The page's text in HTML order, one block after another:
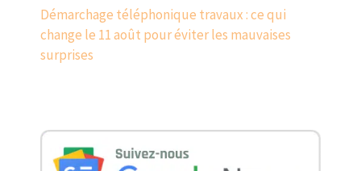
Démarchage téléphonique travaux : ce qui
change le 11 août pour éviter les mauvaises
surprises